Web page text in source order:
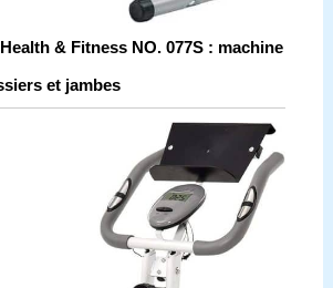
& Fitness NO. 077S : machine
et jambes